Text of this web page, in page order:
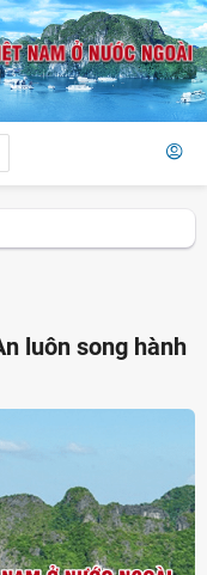
luôn song hành